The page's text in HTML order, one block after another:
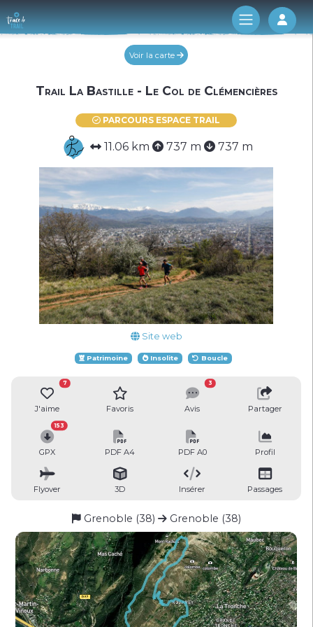
Log
Voir la carte
Trail La Bastille - Le Col de Clémencières
PARCOURS ESPACE TRAIL
11.06 km 737 m 737 m
Site web
Patrimoine Insolite Boucle
J'aime
7
Favoris Avis
3
Partager
GPX
153
PDF A4 PDF A0 Profil
Flyover 3D Insérer Passages
Grenoble (38) Grenoble (38)